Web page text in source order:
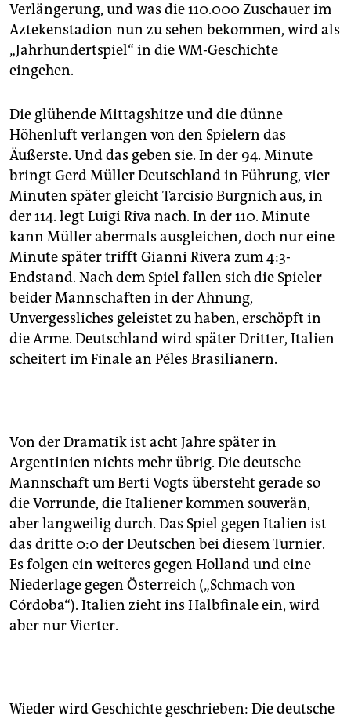
Verlängerung, und was die 110.000 Zuschauer im
Aztekenstadion nun zu sehen bekommen, wird als
„Jahrhundertspiel“ in die WM-Geschichte
eingehen.
Die glühende Mittagshitze und die dünne
Höhenluft verlangen von den Spielern das
Äußerste. Und das geben sie. In der 94. Minute
bringt Gerd Müller Deutschland in Führung, vier
Minuten später gleicht Tarcisio Burgnich aus, in
der 114. legt Luigi Riva nach. In der 110. Minute
kann Müller abermals ausgleichen, doch nur eine
Minute später trifft Gianni Rivera zum 4:3-
Endstand. Nach dem Spiel fallen sich die Spieler
beider Mannschaften in der Ahnung,
Unvergessliches geleistet zu haben, erschöpft in
die Arme. Deutschland wird später Dritter, Italien
scheitert im Finale an Péles Brasilianern.
Von der Dramatik ist acht Jahre später in
Argentinien nichts mehr übrig. Die deutsche
Mannschaft um Berti Vogts übersteht gerade so
die Vorrunde, die Italiener kommen souverän,
aber langweilig durch. Das Spiel gegen Italien ist
das dritte 0:0 der Deutschen bei diesem Turnier.
Es folgen ein weiteres gegen Holland und eine
Niederlage gegen Österreich („Schmach von
Córdoba“). Italien zieht ins Halbfinale ein, wird
aber nur Vierter.
Wieder wird Geschichte geschrieben: Die deutsche